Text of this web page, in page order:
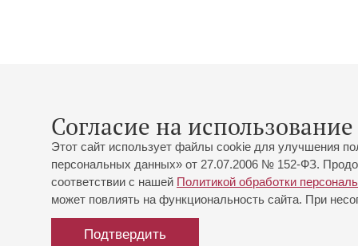
Согласие на
Этот сайт использует файлы cookie для улучшения
персональных данных» от 27.07.2006 № 152-ФЗ.
соответствии с нашей Политикой обработки
может повлиять на функциональность сайта. При
Подтвердить